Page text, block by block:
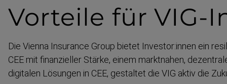
Vorteile für VIG-​
Die Vienna Insurance Group bietet Investor:innen ein
CEE mit finanzieller Stärke, einem marktnahen,
digitalen Lösungen in CEE, gestaltet die VIG aktiv die